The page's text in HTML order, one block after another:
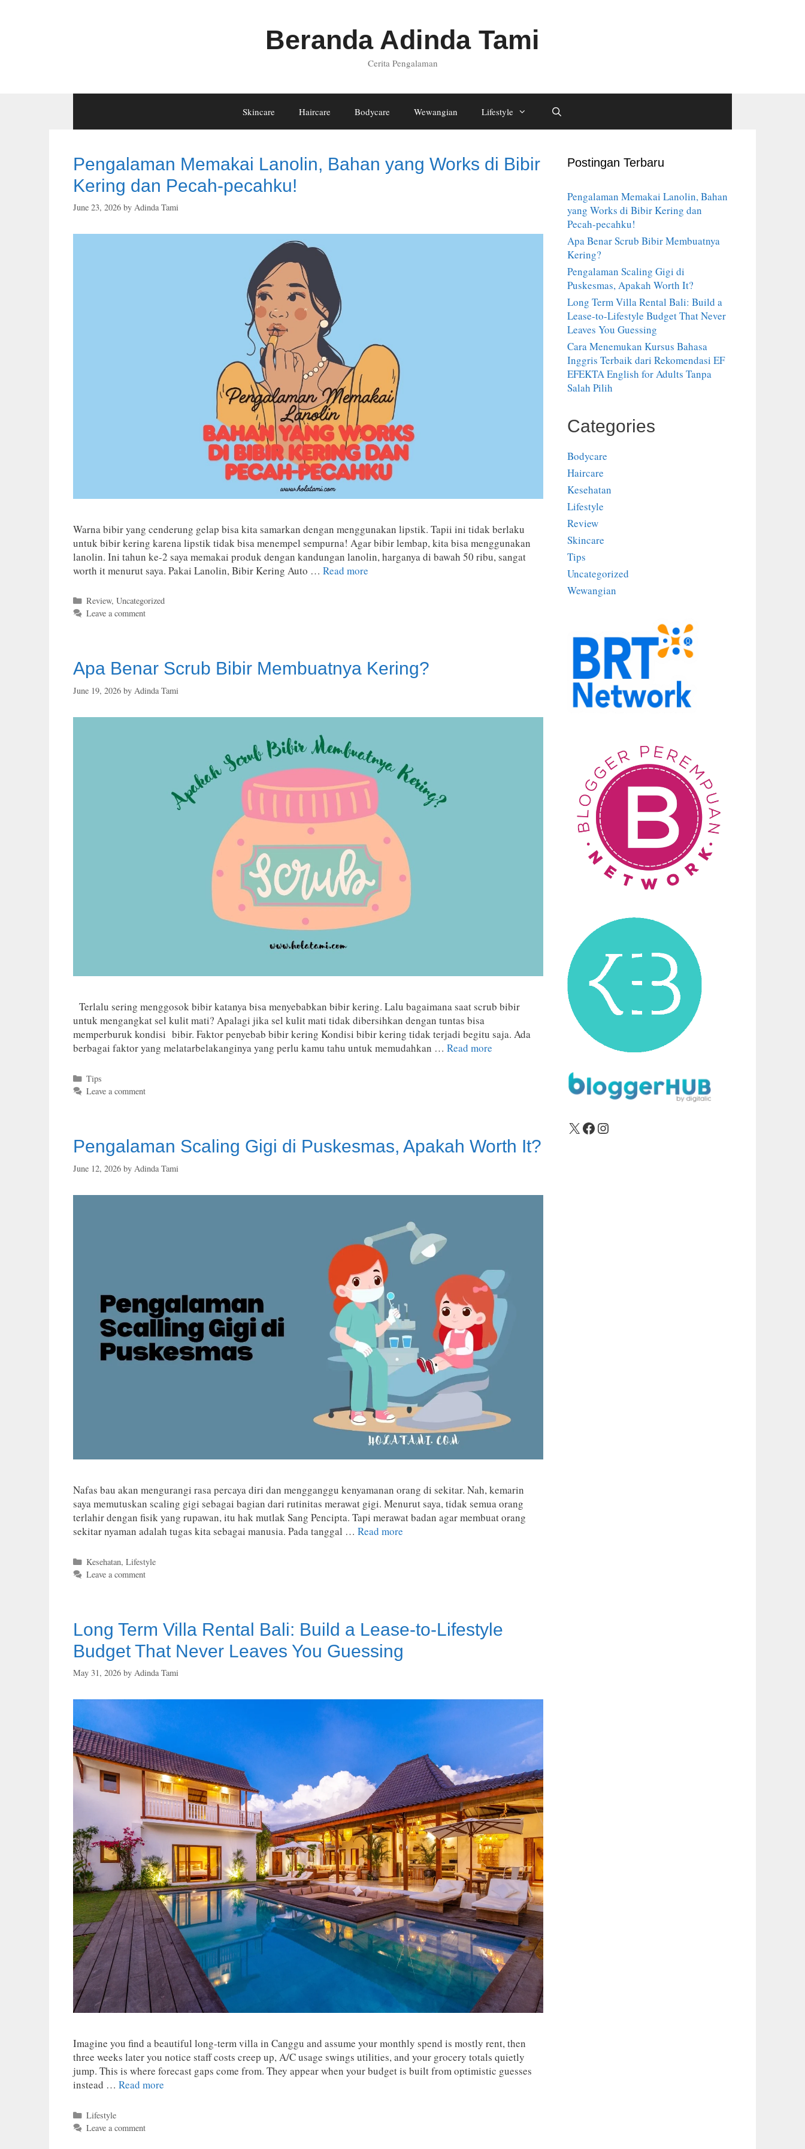
Beranda Adinda Tami
Cerita Pengalaman
Skincare Haircare Bodycare Wewangian Lifestyle
Pengalaman Memakai Lanolin, Bahan yang Works di Bibir
Kering dan Pecah-pecahku!
June 23, 2026 by Adinda Tami
Warna bibir yang cenderung gelap bisa kita samarkan dengan menggunakan lipstik. Tapii ini tidak berlaku
untuk bibir kering karena lipstik tidak bisa menempel sempurna! Agar bibir lembap, kita bisa menggunakan
lanolin. Ini tahun ke-2 saya memakai produk dengan kandungan lanolin, harganya di bawah 50 ribu, sangat
worth it menurut saya. Pakai Lanolin, Bibir Kering Auto … Read more
Categories
Review, Uncategorized
Leave a comment
Apa Benar Scrub Bibir Membuatnya Kering?
June 19, 2026 by Adinda Tami
Terlalu sering menggosok bibir katanya bisa menyebabkan bibir kering. Lalu bagaimana saat scrub bibir
untuk mengangkat sel kulit mati? Apalagi jika sel kulit mati tidak dibersihkan dengan tuntas bisa
memperburuk kondisi bibir. Faktor penyebab bibir kering Kondisi bibir kering tidak terjadi begitu saja. Ada
berbagai faktor yang melatarbelakanginya yang perlu kamu tahu untuk memudahkan … Read more
Categories
Tips
Leave a comment
Pengalaman Scaling Gigi di Puskesmas, Apakah Worth It?
June 12, 2026 by Adinda Tami
Nafas bau akan mengurangi rasa percaya diri dan mengganggu kenyamanan orang di sekitar. Nah, kemarin
saya memutuskan scaling gigi sebagai bagian dari rutinitas merawat gigi. Menurut saya, tidak semua orang
terlahir dengan fisik yang rupawan, itu hak mutlak Sang Pencipta. Tapi merawat badan agar membuat orang
sekitar nyaman adalah tugas kita sebagai manusia. Pada tanggal … Read more
Categories
Kesehatan, Lifestyle
Leave a comment
Long Term Villa Rental Bali: Build a Lease-to-Lifestyle
Budget That Never Leaves You Guessing
May 31, 2026 by Adinda Tami
Imagine you find a beautiful long-term villa in Canggu and assume your monthly spend is mostly rent, then
three weeks later you notice staff costs creep up, A/C usage swings utilities, and your grocery totals quietly
jump. This is where forecast gaps come from. They appear when your budget is built from optimistic guesses
instead … Read more
Categories
Lifestyle
Leave a comment
Postingan Terbaru
Pengalaman Memakai Lanolin, Bahan
yang Works di Bibir Kering dan
Pecah-pecahku!
Apa Benar Scrub Bibir Membuatnya
Kering?
Pengalaman Scaling Gigi di
Puskesmas, Apakah Worth It?
Long Term Villa Rental Bali: Build a
Lease-to-Lifestyle Budget That Never
Leaves You Guessing
Cara Menemukan Kursus Bahasa
Inggris Terbaik dari Rekomendasi EF
EFEKTA English for Adults Tanpa
Salah Pilih
Categories
Bodycare
Haircare
Kesehatan
Lifestyle
Review
Skincare
Tips
Uncategorized
Wewangian
X Facebook
Instagram